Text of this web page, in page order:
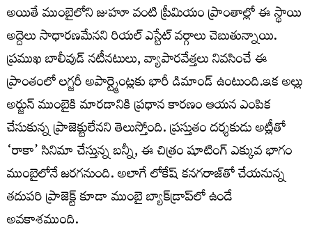
అయితే ముంబైలోని జుహూ వంటి ప్రీమియం ప్రాంతాల్లో ఈ స్థాయి
అద్దెలు సాధారణమేనని రియల్ ఎస్టేట్ వర్గాలు చెబుతున్నాయి.
ప్రముఖ బాలీవుడ్ నటీనటులు, వ్యాపారవేత్తలు నివసించే ఈ
ప్రాంతంలో లగ్జరీ అపార్ట్మెంట్లకు భారీ డిమాండ్ ఉంటుంది.ఇక అల్లు
అర్జున్ ముంబైకి మారడానికి ప్రధాన కారణం ఆయన ఎంపిక
చేసుకున్న‌ ప్రాజెక్టులేనని తెలుస్తోంది. ప్రస్తుతం దర్శకుడు అట్లీతో
‘రాకా’ సినిమా చేస్తున్న బన్నీ, ఈ చిత్రం షూటింగ్ ఎక్కువ భాగం
ముంబైలోనే జరగనుంది. అలాగే లోకేష్ కనగరాజ్‌తో చేయనున్న
తదుపరి ప్రాజెక్ట్ కూడా ముంబై బ్యాక్‌డ్రాప్‌లో ఉండే
అవకాశముంది.